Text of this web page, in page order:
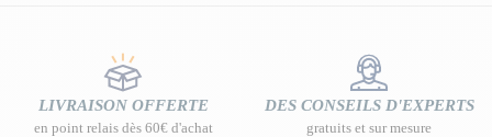
LIVRAISON OFFERTE
en point relais dès 60€ d'achat
DES CONSEILS D'EXPERTS
gratuits et sur mesure